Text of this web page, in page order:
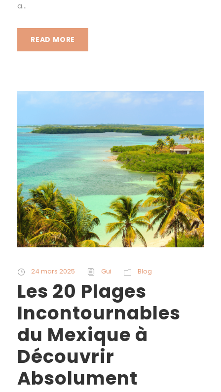
a...
READ MORE
24 mars 2025 Gui Blog
Les 20 Plages
Incontournables
du Mexique à
Découvrir
Absolument